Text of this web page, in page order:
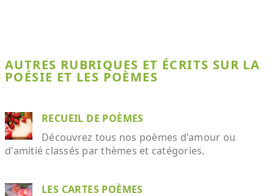
AUTRES RUBRIQUES ET ÉCRITS SUR LA
POÉSIE ET LES POÈMES
RECUEIL DE POÈMES
Découvrez tous nos poèmes d'amour ou
d'amitié classés par thèmes et catégories.
LES CARTES POÈMES